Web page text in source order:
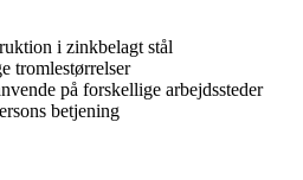
i zinkbelagt stål
tromlestørrelser
på forskellige arbejdssteder
betjening